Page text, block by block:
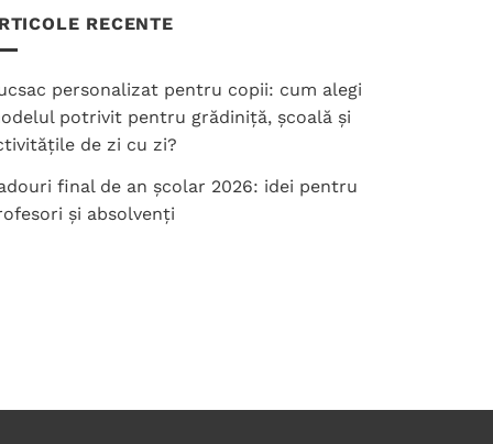
Opțiunile
pot
în
RECENTE
personalizat pentru copii: cum alegi
potrivit pentru grădiniță, școală și
de zi cu zi?
final de an școlar 2026: idei pentru
și absolvenți